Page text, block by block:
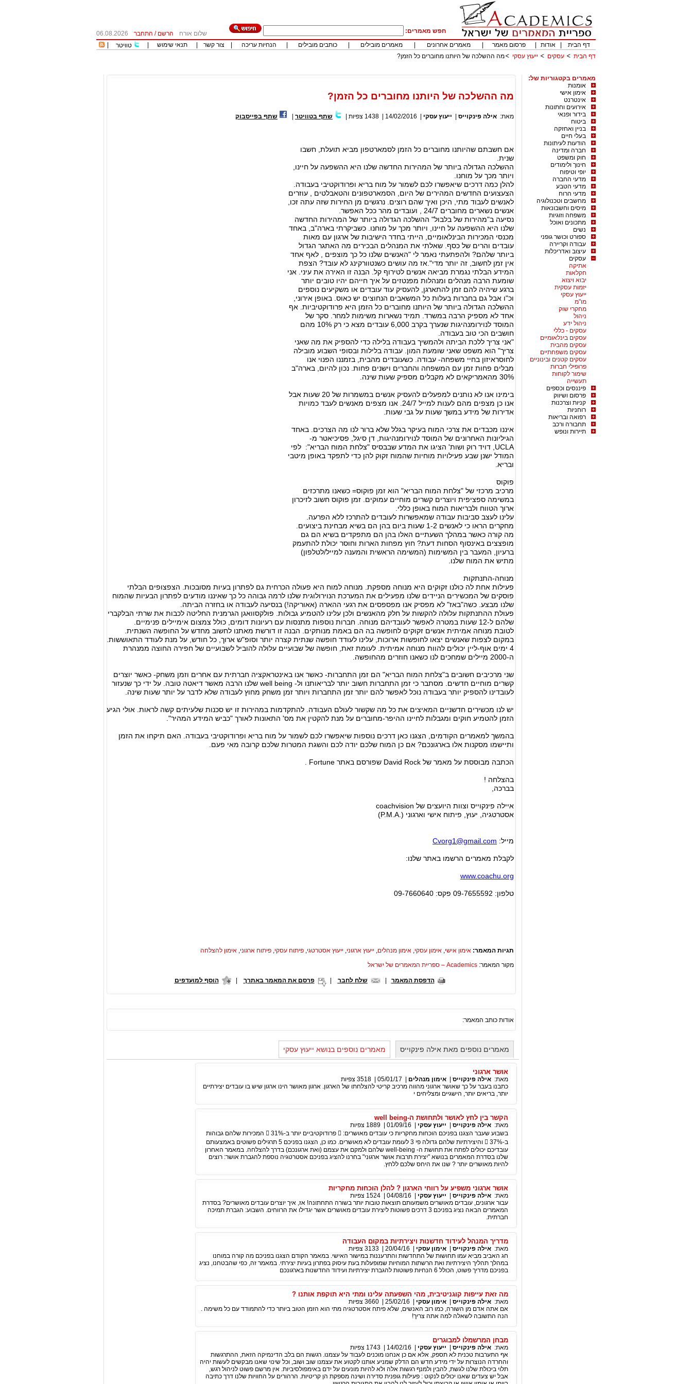
חפש מאמרים: שלום אורח הרשם / התחבר
06.08.2026
דף הבית
אודות פרסום מאמר מאמרים אחרונים מאמרים מובילים כותבים מובילים הנחיות עריכה צור קשר תנאי שימוש טוויטר
דף הבית
עסקים ייעוץ עסקי מה ההשלכה של היותנו מחוברים כל הזמן?
מאמרים בקטגוריות של:
אומנות
אימון אישי
אינטרנט
אירועים וחתונות
בידור ופנאי
ביטוח
בניין ואחזקה
בעלי חיים
הודעות לעיתונות
חברה ומדינה
חוק ומשפט
חינוך ולימודים
יופי וטיפוח
מדעי החברה
מדעי הטבע
מדעי הרוח
מחשבים וטכנולוגיה
מיסים וחשבונאות
משפחה וזוגיות
מתכונים ואוכל
נשים
ספורט וכושר גופני
עבודה וקריירה
עיצוב ואדריכלות
עסקים
אתיקה
חקלאות
יבוא ויצוא
יזמות עסקית
ייעוץ עסקי
מו"מ
מחקרי שוק
ניהול
ניהול ידע
עסקים - כללי
עסקים בינלאומיים
עסקים מהבית
עסקים משפחתיים
עסקים קטנים ובינוניים
פרופילי חברות
שימור לקוחות
תעשייה
פיננסים וכספים
פרסום ושיווק
קניות וצרכנות
רוחניות
רפואה ובריאות
תחבורה ורכב
תיירות ונופש
מה ההשלכה של היותנו מחוברים כל הזמן?
מאת: אילה פינקוייס ייעוץ עסקי 14/02/2016
1438 צפיות שתף בטוויטר שתף בפייסבוק
אם חשבתם שהיותנו מחוברים כל הזמן לסמארטפון מביא תועלת, חשבו
שנית.
ההשלכה הגדולה ביותר של המהירות החדשה שלנו היא ההשפעה על חיינו,
ויותר מכך על מוחנו.
להלן כמה דרכים שיאפשרו לכם לשמור על מוח בריא ופרודוקטיבי בעבודה.
הצעצועים החדשים המהירים של היום, הסמארטפונים והטאבלטים , עוזרים
לאנשים לעבוד מתי, היכן ואיך שהם רוצים. נרגשים מן החירות שזה עתה זכו,
אנשים נשארים מחוברים 24/7 , ועובדים מהר ככל האפשר.
נסיעה ב"מהירות של בלבול" ההשלכה הגדולה ביותר של המהירות החדשה
שלנו היא ההשפעה על חיינו, ויותר מכך על מוחנו. כשביקרתי בארה"ב, באחד
מכנסי המכירות הבינלאומיים, הייתי בחדר הישיבות של ארגון עם מאות
עובדים והרים של כסף. שאלתי את המנהלים הבכירים מה האתגר הגדול
ביותר שלהם? ולהפתעתי נאמר לי "האנשים שלנו כל כך מוצפים , לאף אחד
אין זמן לחשוב, זה יותר מדי". אז מה עושים כשנטוורקינג לא עובד? הצפת
המידע הבלתי נגמרת מביאה אנשים לטירוף קל. הבנה זו האירה את עיני. אני
שומעת הרבה מנהלים ומנהלות מפנטזים על איך חייהם יהיו טובים יותר
ברגע שיהיה להם זמן להתארגן, להעסיק עוד עובדים או משקיעים נוספים
וכ"ו אבל גם בחברות בעלות כל המשאבים הנחוצים יש כאוס. באופן אירוני,
ההשלכה הגדולה ביותר של היותנו מחוברים כל הזמן היא פרודוקטיביות. אף
אחד לא מספיק הרבה במשרד. תמיד נשארות משימות למחר. סקר של
המוסד לנוירומנהיגות שנערך בקרב 6,000 עובדים מצא כי רק 10% מהם
חושבים הכי טוב בעבודה.
"אני צריך ללכת הביתה ולהמשיך בעבודה בלילה כדי להספיק את מה שאני
צריך" הוא משפט שאני שומעת המון. עבודה בלילות ובסופי השבוע מובילה
לחוסראיזון בחיי משפחה- עבודה. כשעובדים מהבית, בזמננו הפנוי אנו
מבלים פחות זמן עם המשפחה והחברים וישנים פחות. נכון להיום, בארה"ב
30% מהאמריקאים לא מקבלים מספיק שעות שינה.
בימינו אנו לא נותנים למפעלים להעסיק אנשים במשמרות של 20 שעות אבל
אנו כן מצפים מהם לענות למייל 24/7. אנו מצפים מאנשים לעבד כמויות
אדירות של מידע במשך שעות על גבי שעות.
איננו מכבדים את צרכי המוח בעיקר בגלל שלא ברור לנו מה הצרכים. באחד
הגיליונות האחרונים של המוסד לנוירומנהיגות, דן סיגל, פסיכיאטר מ-
UCLA, דויד רוק ושות' הציגו את המדע שבבסיס "צלחת המוח הבריא":
לפי
המודל ישנן שבע פעילויות מוחיות שהמוח זקוק להן כדי לתפקד באופן מיטבי
ובריא.
פוקוס
מרכיב מרכזי של "צלחת המוח הבריא" הוא זמן פוקוס= כשאנו מתרכזים
במשימה ספציפית ויוצרים קשרים מוחיים עמוקים. זמן פוקוס חשוב לזיכרון
ארוך הטווח ולבריאות המוח באופן כללי.
עלינו לעצב סביבות עבודה שמאפשרות לעובדים להתרכז ללא הפרעה.
מחקרים הראו כי לאנשים 1-2 שעות ביום בהן הם בשיא מבחינת ביצועים.
מה קורה כאשר במהלך השעתיים האלו בהן הם מתפקדים בשיא הם גם
מופצצים באינסוף הסחות דעת? חוץ מפחות הארות וחוסר יכולת להתעמק
ברעיון, המעבר בין המשימות (המשימה הראשית והמענה למייל/לטלפון)
מתיש את המוח שלנו.
מנוחה-התנתקות
פעילות אחת לה כולנו זקוקים היא מנוחה מספקת. מנוחה למוח היא פעולה הכרחית גם לפתרון בעיות מסובכות. הצפצופים הבלתי
פוסקים של המכשירים הניידים שלנו מפעילים את המערכת הנוירולוגית שלנו לרמה גבוהה כל כך שאיננו מודעים לפתרון הבעיות שהמוח
שלנו מבצע. כשה"באז" לא מפסיק אנו מפספסים את רגעי ההארה (אאוריקה!) בנסיעה לעבודה או בחזרה הביתה.
פעולת ההתנתקות עלולה להקשות על חלק מהאנשים ולכן עלינו להטמיע גבולות. פולקסוואגן הגרמנית החליטה לכבות את שרתי הבלקברי
שלהם ל-12 שעות במטרה לאפשר לעובדיהם מנוחה. חברות נוספות מתנסות עם רעיונות דומים, כולל צמצום אימיילים פנימיים.
לטובת מנוחה אמיתית אנשים זקוקים לחופשה בה הם באמת מנותקים. הבנה זו דורשת מאתנו לחשוב מחדש על החופשה השנתית.
במקום לצפות שאנשים יצאו לחופשות ארוכות, עלינו לעודד חופשה שנתית קצרה יותר וסופ"ש ארוך, כל חודש, על מנת לעודד התאוששות.
4 ימים אוף-ליין יכולים להוות מנוחה אמיתית. לעומת זאת, חופשה של שבועיים עלולה להוביל לשבועיים של חפירה החוצה ממנהרת
ה-2000 מיילים שמחכים לנו כשאנו חוזרים מהחופשה.
שני מרכיבים חשובים ב"צלחת המוח הבריא" הם זמן התחברות- כאשר אנו באינטראקציה חברתית עם אחרים וזמן משחק- כאשר יוצרים
קשרים מוחיים חדשים. מסתבר כי זמן התחברות חשוב יותר לבריאותנו ול- well being שלנו הרבה מאשר דיאטה טובה. על ידי כך שנעזור
לעובדינו להספיק יותר בעבודה נוכל לאפשר להם יותר זמן התחברות ויותר זמן משחק מחוץ לעבודה שלא לדבר על יותר שעות שינה.
יש לנו מכשירים חדשניים המאיצים את כל מה שקשור לעולם העבודה. להתקדמות במהירות זו יש סכנות שלעיתים קשה לראות. אולי הגיע
הזמן להטמיע חוקים ומגבלות לחיינו ההיפר-מחוברים על מנת להקטין את מס' התאונות לאורך "כביש המידע המהיר".
בהמשך למאמרים הקודמים, הצגנו כאן דרכים נוספות שיאפשרו לכם לשמור על מוח בריא ופרודוקטיבי בעבודה. האם תיקחו את הזמן
ותיישמו מסקנות אלו בארגונכם? אם כן המוח שלכם יודה לכם והשגת המטרות שלכם קרובה מאי פעם.
הכתבה מבוססת על מאמר של David Rock שפורסם באתר Fortune .
בהצלחה !
בברכה,
איילה פינקוייס וצוות היועצים של coachvision
אסטרטגיה, יעוץ, פיתוח אישי וארגוני (.P.M.A)
מייל: Cvorg1@gmail.com
לקבלת מאמרים הרשמו באתר שלנו:
www.coachu.org
טלפון: 09-7655592 פקס: 09-7660640
תגיות המאמר: אימון אישי, אימון עסקי, אימון מנהלים, ייעוץ ארגוני, ייעוץ אסטרטגי, פיתוח עסקי, פיתוח ארגוני, אימון להצלחה
מקור המאמר: Academics – ספריית המאמרים של ישראל
הדפסת המאמר שלח לחבר פרסם את המאמר באתרך | הוסף למועדפים
אודות כותב המאמר:
מאמרים נוספים מאת אילה פינקוייס מאמרים נוספים בנושא ייעוץ עסקי
אושר ארגוני
מאת: אילה פינקוייס אימון מנהלים 05/01/17
3518 צפיות
כתבנו בעבר על כך שאושר ארגוני מהווה מרכיב קריטי להצלחתו של הארגון. ארגון מאושר הינו ארגון שיש בו עובדים יצירתיים
יותר, בריאים יותר, הישגיים ומצליחים י
הקשר בין לחץ לאושר ולתחושת ה-well being
מאת: אילה פינקוייס ייעוץ עסקי 01/09/16
1889 צפיות
בשבוע שעבר הצגנו בפניכם הוכחות מחקריות כי עובדים מאושרים:  פרודוקטיביים יותר ב-31%  המכירות שלהם גבוהות
ב-37%  והיצירתיות שלהם גדולה פי 3 לעומת עובדים לא מאושרים. כמו כן, הצגנו בפניכם 5 תרגילים פשוטים באמצעותם
עובדיכם יכולים לפתח את תחושת ה- well-being שלהם ולמקם את עצמם (ואת ארגונכם) בדרך להצלחה. במאמר האחרון
שלנו בסדרת המאמרים בנושא "יצירת תרבות אושר ארגוני" בחרנו להציג בפניכם אסטרטגיה נוספת להגברת אושר: רוצים
להיות מאושרים יותר ? שנו את היחס שלכם ללחץ.
אושר ארגוני משפיע על רווחי הארגון ? להלן הוכחות מחקריות
מאת: אילה פינקוייס ייעוץ עסקי 04/08/16
1524 צפיות
עבור ארגונים, עובדים מאושרים משמעותם תוצאות טובות יותר בשורה התחתונה! אז, איך יוצרים עובדים מאושרים? בסדרת
המאמרים הבאה נציג בפניכם 3 דרכים פשוטות ליצירת עובדים מאושרים אשר יגדילו את הרווחים. השבוע: הגברת תמיכה
חברתית.
מדריך המנהל לעידוד חדשנות ויצירתיות במקום העבודה
מאת: אילה פינקוייס אימון עסקי 20/04/16
3133 צפיות
חג האביב מביא עמו תחושות של התחדשות והתרעננות במישור האישי. במאמר הקודם הצגנו בפניכם מה קורה במוחנו
במהלך תהליך היצירתיות ואת הרשתות המוחיות שמופעלות בעת עיסוק בפתרון בעיות יצירתי. במאמר זה, כפי שהבטחנו, נציג
בפניכם מדריך פשוט, הכולל 6 הנחיות פשוטות להגברת יצירתיות ועידוד החדשנות בארגונכם
מה זאת עייפות קוגניטיבית, מהי השפעתה עלינו ומתי היא תוקפת אותנו ?
מאת: אילה פינקוייס אימון עסקי 25/02/16
3660 צפיות
אם אתה אדם מן השורה, כמו רוב האנשים, שלא פיתח אסטרטגיה מתי הוא הזמן הטוב ביותר כדי להתמודד עם כל משימה .
הנה התשובה לשאלה למה אתה צריך!
מבחן המרשמלו למבוגרים
מאת: אילה פינקוייס ייעוץ עסקי 14/02/16
1743 צפיות
אף התערבות טכנית לא תספק, אלא אם כן אנחנו מוכנים לעבוד על עצמנו. רגשות הם בלב הדינמיקה הזאת, ההתרגשות
והחרדה הנוצרות על ידי מידע חדש הם הדלק שמניע אותנו לקטוע את עצמנו שוב ושוב, וכל שינוי שאנו מבקשים לעשות יהיה
תלוי ביכולת שלנו לגשת, להבין ולמנף רגשות אלה ולא להיות מונעים על ידם באימפולסיביות. אין מרשם פשוט לניהול רגש,
אבל יש צעדים שאנו יכולים לנקוט : פעילות גופנית סדירה ושינה מספקת הן קריטיות. הרהורים על החוויות שלנו דרך כתיבה